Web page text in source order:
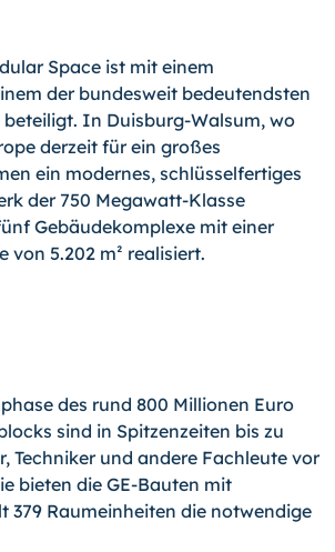
Space ist mit einem
der bundesweit bedeutendsten
In Duisburg-Walsum, wo
derzeit für ein großes
ein modernes, schlüsselfertiges
der 750 Megawatt-Klasse
Gebäudekomplexe mit einer
von 5.202 m² realisiert.
des rund 800 Millionen Euro
sind in Spitzenzeiten bis zu
Techniker und andere Fachleute vor
bieten die GE-Bauten mit
379 Raumeinheiten die notwendige